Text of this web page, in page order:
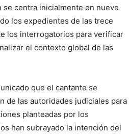
se centra inicialmente en nueve
los expedientes de las trece
los interrogatorios para verificar
el contexto global de las
que el cantante se
de las autoridades judiciales para
planteadas por los
han subrayado la intención del